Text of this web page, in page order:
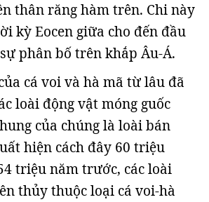
thân răng hàm trên. Chi này
kỳ Eocen giữa cho đến đầu
phân bố trên khắp Âu-Á.
cá voi và hà mã từ lâu đã
loài động vật móng guốc
của chúng là loài bán
hiện cách đây 60 triệu
triệu năm trước, các loài
thủy thuộc loại cá voi-hà